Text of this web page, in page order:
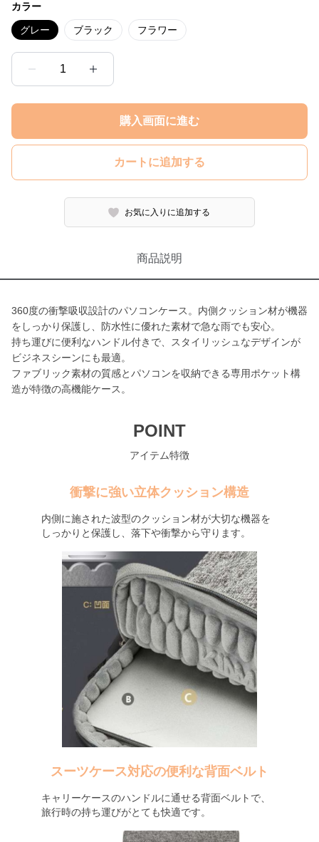
カラー
グレー ブラック フラワー
1
購入画面に進む
カートに追加する
お気に入りに追加する
商品説明
360度の衝撃吸収設計のパソコンケース。内側クッション材が機器
をしっかり保護し、防水性に優れた素材で急な雨でも安心。
持ち運びに便利なハンドル付きで、スタイリッシュなデザインが
ビジネスシーンにも最適。
ファブリック素材の質感とパソコンを収納できる専用ポケット構
造が特徴の高機能ケース。
POINT
アイテム特徴
衝撃に強い立体クッション構造
内側に施された波型のクッション材が大切な機器を
しっかりと保護し、落下や衝撃から守ります。
スーツケース対応の便利な背面ベルト
キャリーケースのハンドルに通せる背面ベルトで、
旅行時の持ち運びがとても快適です。